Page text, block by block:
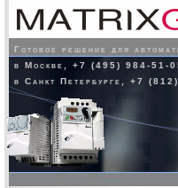
Готовое решение для
в Москве, +7 (495) 984-51-
в Санкт Петербурге, +7